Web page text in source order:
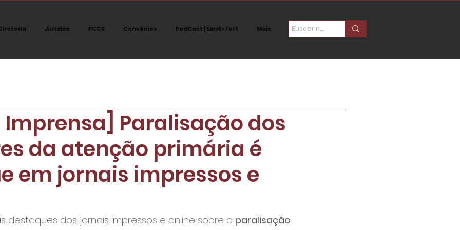
Jurídico PCCS Convênios PodCast | Sindi+Fort Mais
PodCast Sindi+fort
Imprensa] Paralisação dos
da atenção primária é
em jornais impressos e
destaques dos jornais impressos e online sobre a paralisação